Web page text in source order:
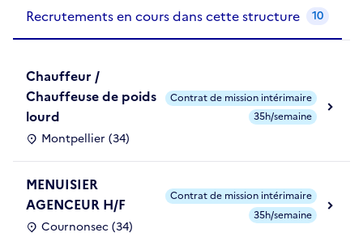
Recrutements en cours dans cette structure 10
Chauffeur /
Chauffeuse de poids
lourd
Montpellier (34)
Contrat de mission intérimaire
35h/semaine
MENUISIER
AGENCEUR H/F
Cournonsec (34)
Contrat de mission intérimaire
35h/semaine